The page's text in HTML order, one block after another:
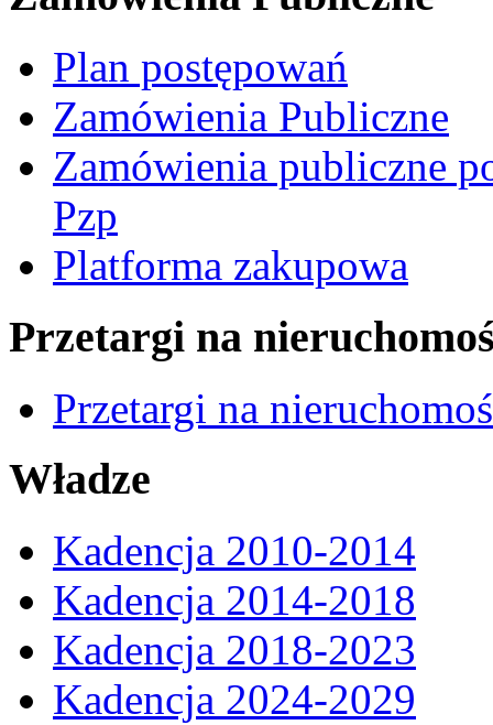
Plan postępowań
Zamówienia Publiczne
Zamówienia publiczne
Pzp
Platforma zakupowa
Przetargi na
Przetargi na
Władze
Kadencja 2010-2014
Kadencja 2014-2018
Kadencja 2018-2023
Kadencja 2024-2029